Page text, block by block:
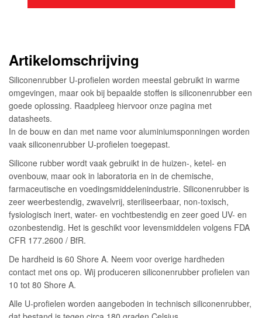
Artikelomschrijving
Siliconenrubber U-profielen worden meestal gebruikt in warme
omgevingen, maar ook bij bepaalde stoffen is siliconenrubber een
goede oplossing. Raadpleeg hiervoor onze pagina met
datasheets.
In de bouw en dan met name voor aluminiumsponningen worden
vaak siliconenrubber U-profielen toegepast.
Silicone rubber wordt vaak gebruikt in de huizen-, ketel- en
ovenbouw, maar ook in laboratoria en in de chemische,
farmaceutische en voedingsmiddelenindustrie. Siliconenrubber is
zeer weerbestendig, zwavelvrij, steriliseerbaar, non-toxisch,
fysiologisch inert, water- en vochtbestendig en zeer goed UV- en
ozonbestendig. Het is geschikt voor levensmiddelen volgens FDA
CFR 177.2600 / BfR.
De hardheid is 60 Shore A. Neem voor overige hardheden
contact met ons op. Wij produceren siliconenrubber profielen van
10 tot 80 Shore A.
Alle U-profielen worden aangeboden in technisch siliconenrubber,